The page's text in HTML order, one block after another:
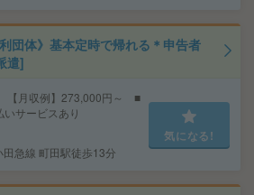
団体》基本定時で帰れる＊申告者
遣]
【月収例】273,000円～ ■
サービスあり
急線 町田駅徒歩13分
気になる!